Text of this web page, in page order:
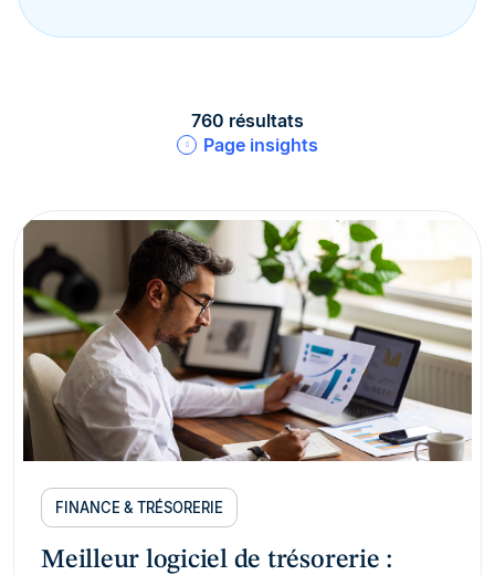
Page insights
760 résultats
FINANCE & TRÉSORERIE
Meilleur logiciel de trésorerie :